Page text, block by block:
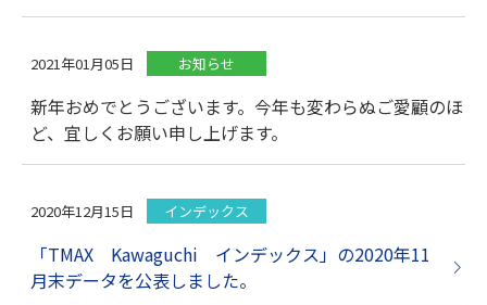
2021年01月05日 お知らせ
新年おめでとうございます。今年も変わらぬご愛顧のほ
ど、宜しくお願い申し上げます。
2020年12月15日 インデックス
「TMAX Kawaguchi インデックス」の2020年11
月末データを公表しました。